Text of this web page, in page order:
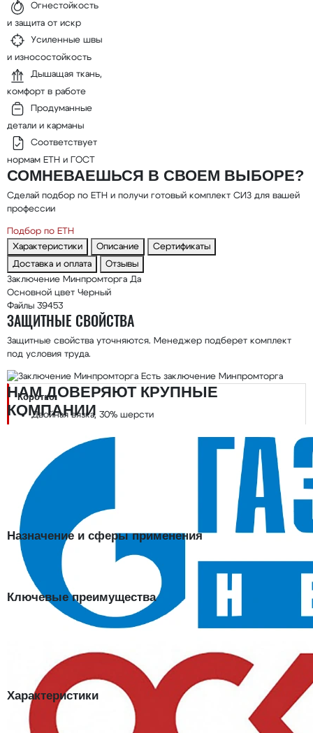
Огнестойкость
и защита от искр
Усиленные швы
и износостойкость
Дышащая ткань,
комфорт в работе
Продуманные
детали и карманы
Соответствует
нормам ЕТН и ГОСТ
СОМНЕВАЕШЬСЯ В СВОЕМ ВЫБОРЕ?
Сделай подбор по ЕТН и получи готовый комплект СИЗ для вашей
профессии
Подбор по ЕТН
Характеристики
Описание
Сертификаты
Доставка и оплата
Отзывы
Заключение Минпромторга Да
Основной цвет Черный
Файлы 39453
ЗАЩИТНЫЕ СВОЙСТВА
Защитные свойства уточняются. Менеджер подберет комплект
под условия труда.
Есть заключение Минпромторга
Коротко:
Двойная вязка, 30% шерсти
Заключение Минпромторга получено
Перчатки шерстяные двойной вязки (30%), черный — Шерстяные
перчатки двойной вязки с 30% шерсти. Двойное плотное полотно
удваивает теплоизоляцию для холодной погоды.
Назначение и сферы применения
Подойдут для длительных работ на морозе — на складах-
холодильниках, стройке, в транспортных и коммунальных службах.
Ключевые преимущества
Двойная вязка:
двойной слой полотна усиливает защиту от
натуральное волокно долго удерживает тепло
Плотная манжета: не пропускает холодный воздух к запястью
Характеристики
Материал
Шерстяная пряжа (30% шерсти),
НАМ ДОВЕРЯЮТ КРУПНЫЕ
КОМПАНИИ